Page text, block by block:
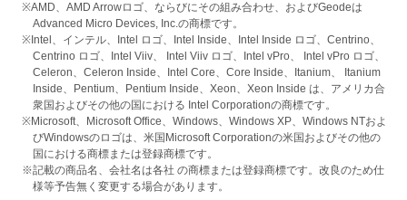
※AMD、AMD Arrowロゴ、ならびにその組み合わせ、およびGeodeは
Advanced Micro Devices, Inc.の商標です。
※Intel、インテル、Intel ロゴ、Intel Inside、Intel Inside ロゴ、Centrino、
Centrino ロゴ、Intel Viiv、 Intel Viiv ロゴ、Intel vPro、 Intel vPro ロゴ、
Celeron、Celeron Inside、Intel Core、Core Inside、Itanium、 Itanium
Inside、Pentium、Pentium Inside、Xeon、Xeon Inside は、アメリカ合
衆国およびその他の国における Intel Corporationの商標です。
※Microsoft、Microsoft Office、Windows、Windows XP、Windows NTおよ
びWindowsのロゴは、米国Microsoft Corporationの米国およびその他の
国における商標または登録商標です。
※記載の商品名、会社名は各社 の商標または登録商標です。改良のため仕
様等予告無く変更する場合があります。